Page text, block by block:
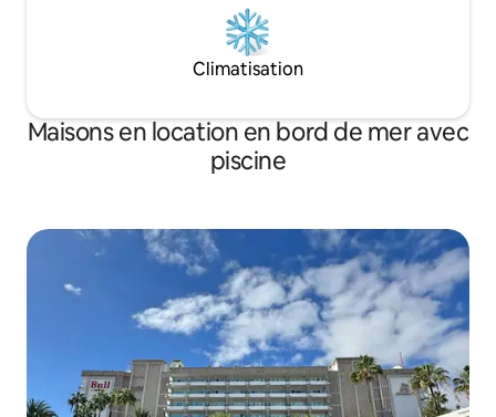
Climatisation
Maisons en location en bord de mer avec
piscine